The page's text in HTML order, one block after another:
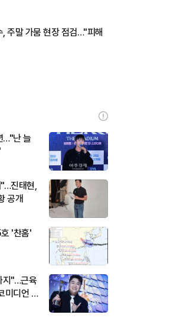
, 주말 가뭄 현장 점검…"피해
…"난 늘
진태현,
공개
'찬홈'
지"…근육
미디언 김